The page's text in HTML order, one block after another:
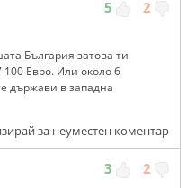
5 2
България затова ти
100 Евро. Или около 6
държави в западна
за неуместен коментар
3 2